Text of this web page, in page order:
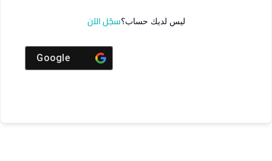
ليس لديك حساب؟سجّل الآن
Google